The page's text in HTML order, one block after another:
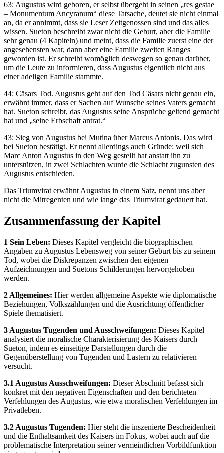
63: Augustus wird geboren, er selbst übergeht in seinen „res gestae
– Monumentum Ancyranum“ diese Tatsache, deutet sie nicht einmal
an, da er annimmt, dass sie Leser Zeitgenossen sind und das alles
wissen. Sueton beschreibt zwar nicht die Geburt, aber die Familie
sehr genau (4 Kapiteln) und meint, dass die Familie zuerst eine der
angesehensten war, dann aber eine Familie zweiten Ranges
geworden ist. Er schreibt womöglich deswegen so genau darüber,
um die Leute zu informieren, dass Augustus eigentlich nicht aus
einer adeligen Familie stammte.
44: Cäsars Tod. Augustus geht auf den Tod Cäsars nicht genau ein,
erwähnt immer, dass er Sachen auf Wunsche seines Vaters gemacht
hat. Sueton schreibt, das Augustus seine Ansprüche geltend gemacht
hat und „seine Erbschaft antrat.“
43: Sieg von Augustus bei Mutina über Marcus Antonis. Das wird
bei Sueton bestätigt. Er nennt allerdings auch Gründe: weil sich
Marc Anton Augustus in den Weg gestellt hat anstatt ihn zu
unterstützen, in zwei Schlachten wurde die Schlacht zugunsten des
Augustus entschieden.
Das Triumvirat erwähnt Augustus in einem Satz, nennt uns aber
nicht die Mitregenten und wie lange das Triumvirat gedauert hat.
Zusammenfassung der Kapitel
1 Sein Leben: Dieses Kapitel vergleicht die biographischen
Angaben zu Augustus Lebensweg von seiner Geburt bis zu seinem
Tod, wobei die Diskrepanzen zwischen den eigenen
Aufzeichnungen und Suetons Schilderungen hervorgehoben
werden.
2 Allgemeines: Hier werden allgemeine Aspekte wie diplomatische
Beziehungen, Volkszählungen und die Ausrichtung öffentlicher
Spiele thematisiert.
3 Augustus Tugenden und Ausschweifungen: Dieses Kapitel
analysiert die moralische Charakterisierung des Kaisers durch
Sueton, indem es einseitige Darstellungen durch die
Gegenüberstellung von Tugenden und Lastern zu relativieren
versucht.
3.1 Augustus Ausschweifungen: Dieser Abschnitt befasst sich
konkret mit den negativen Eigenschaften und den berichteten
Verfehlungen des Augustus, wie etwa moralischen Verfehlungen im
Privatleben.
3.2 Augustus Tugenden: Hier steht die inszenierte Bescheidenheit
und die Enthaltsamkeit des Kaisers im Fokus, wobei auch auf die
problematische Interpretation seiner vermeintlichen Vorbildfunktion